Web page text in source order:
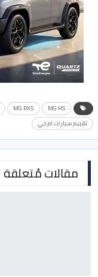
MG HS
MG RX5
تقييم سيارات ام جي
مقالات مُتعلقة